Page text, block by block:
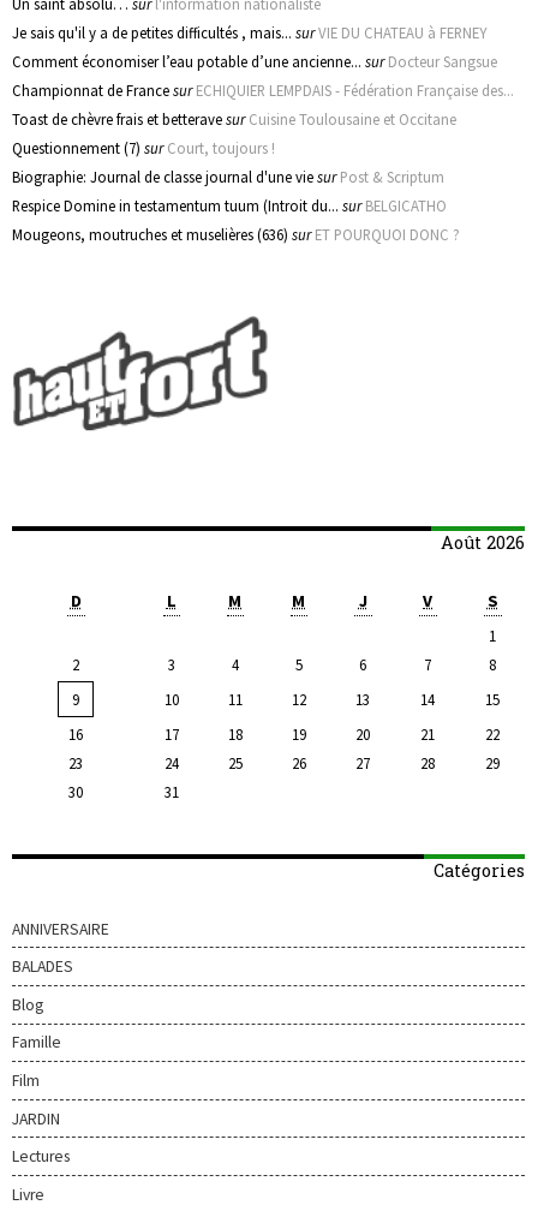
Je sais qu'il y a de petites difficultés , mais... surVIE DU CHATEAU à FERNEY
Comment économiser l’eau potable d’une ancienne... surDocteur Sangsue
Championnat de FrancesurECHIQUIER LEMPDAIS - Fédération Française des...
Toast de chèvre frais et betteravesurCuisine Toulousaine et Occitane
Questionnement (7) surCourt, toujours !
Biographie: Journal de classe journal d'une viesurPost & Scriptum
Respice Domine in testamentum tuum (Introit du... surBELGICATHO
Mougeons, moutruches et muselières (636) surET POURQUOI DONC ?
Août 2026
D L M M J V S
1
2
3 4 5 6 7
8
9
10 11 12 13 14
15
16
17 18 19 20 21
22
23
24 25 26 27 28
29
30
31
Catégories
ANNIVERSAIRE
BALADES
Blog
Famille
Film
JARDIN
Lectures
Livre